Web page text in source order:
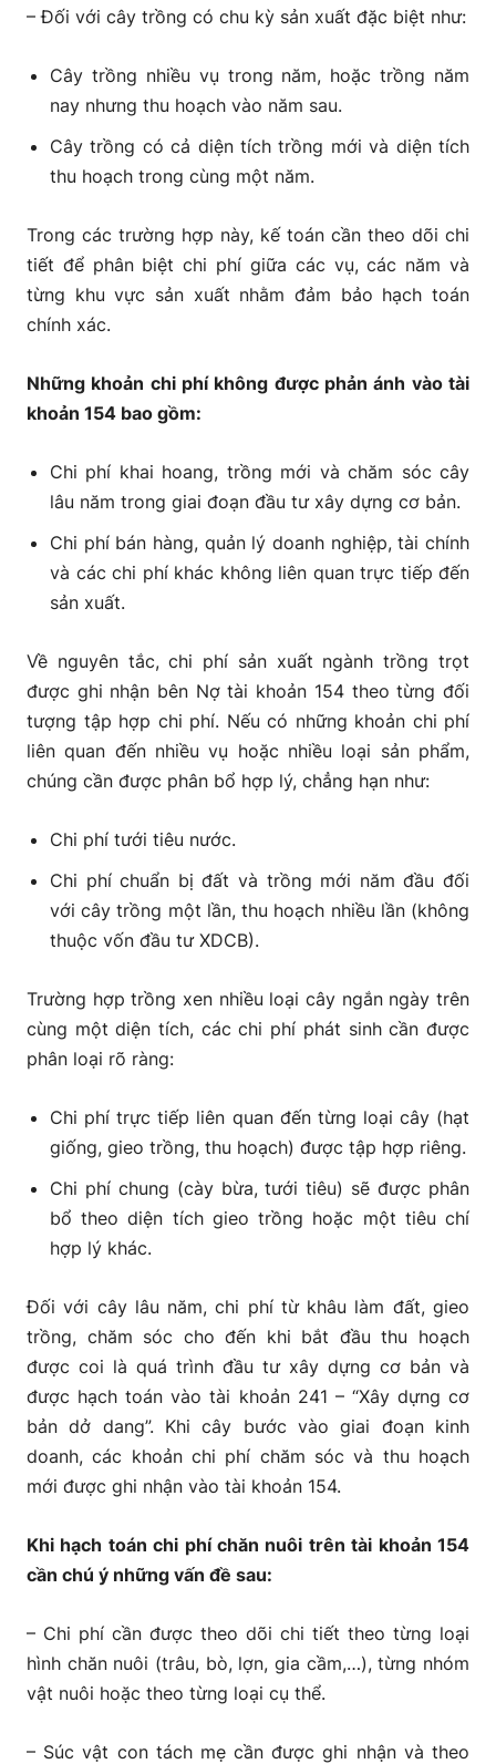
– Đối với cây trồng có chu kỳ sản xuất đặc biệt như:
Cây trồng nhiều vụ trong năm, hoặc trồng năm
nay nhưng thu hoạch vào năm sau.
Cây trồng có cả diện tích trồng mới và diện tích
thu hoạch trong cùng một năm.
Trong các trường hợp này, kế toán cần theo dõi chi
tiết để phân biệt chi phí giữa các vụ, các năm và
từng khu vực sản xuất nhằm đảm bảo hạch toán
chính xác.
Những khoản chi phí không được phản ánh vào tài
khoản 154 bao gồm:
Chi phí khai hoang, trồng mới và chăm sóc cây
lâu năm trong giai đoạn đầu tư xây dựng cơ bản.
Chi phí bán hàng, quản lý doanh nghiệp, tài chính
và các chi phí khác không liên quan trực tiếp đến
sản xuất.
Về nguyên tắc, chi phí sản xuất ngành trồng trọt
được ghi nhận bên Nợ tài khoản 154 theo từng đối
tượng tập hợp chi phí. Nếu có những khoản chi phí
liên quan đến nhiều vụ hoặc nhiều loại sản phẩm,
chúng cần được phân bổ hợp lý, chẳng hạn như:
Chi phí tưới tiêu nước.
Chi phí chuẩn bị đất và trồng mới năm đầu đối
với cây trồng một lần, thu hoạch nhiều lần (không
thuộc vốn đầu tư XDCB).
Trường hợp trồng xen nhiều loại cây ngắn ngày trên
cùng một diện tích, các chi phí phát sinh cần được
phân loại rõ ràng:
Chi phí trực tiếp liên quan đến từng loại cây (hạt
giống, gieo trồng, thu hoạch) được tập hợp riêng.
Chi phí chung (cày bừa, tưới tiêu) sẽ được phân
bổ theo diện tích gieo trồng hoặc một tiêu chí
hợp lý khác.
Đối với cây lâu năm, chi phí từ khâu làm đất, gieo
trồng, chăm sóc cho đến khi bắt đầu thu hoạch
được coi là quá trình đầu tư xây dựng cơ bản và
được hạch toán vào tài khoản 241 – “Xây dựng cơ
bản dở dang”. Khi cây bước vào giai đoạn kinh
doanh, các khoản chi phí chăm sóc và thu hoạch
mới được ghi nhận vào tài khoản 154.
Khi hạch toán chi phí chăn nuôi trên tài khoản 154
cần chú ý những vấn đề sau:
– Chi phí cần được theo dõi chi tiết theo từng loại
hình chăn nuôi (trâu, bò, lợn, gia cầm,…), từng nhóm
vật nuôi hoặc theo từng loại cụ thể.
– Súc vật con tách mẹ cần được ghi nhận và theo